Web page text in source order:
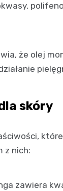
że olej
skóry
z nich:
zawiera